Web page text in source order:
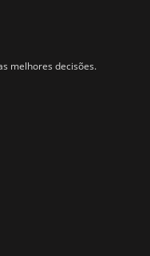
melhores decisões.